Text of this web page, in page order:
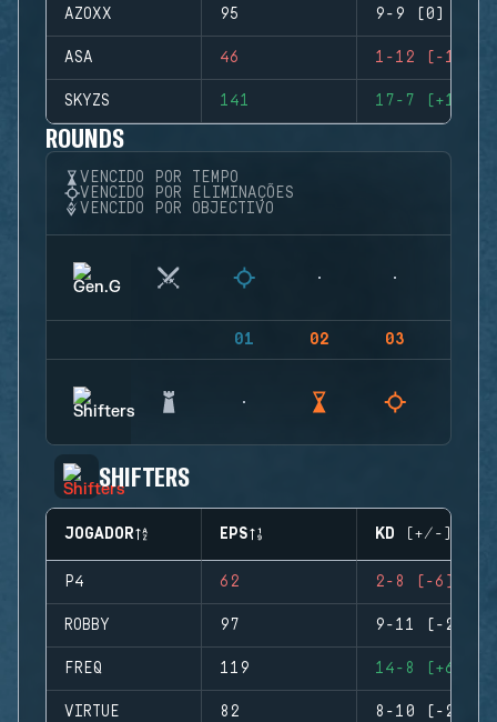
AZOXX 95 9-9 (0)
ASA 46 1-12 (-11)
SKYZS 141 17-7 (+10)
ROUNDS
VENCIDO POR TEMPO
VENCIDO POR ELIMINAÇÕES
VENCIDO POR OBJECTIVO
01 02 03
SHIFTERS
JOGADOR EPS KD (+/-)
P4 62 2-8 (-6)
ROBBY 97 9-11 (-2)
FREQ 119 14-8 (+6)
VIRTUE 82 8-10 (-2)